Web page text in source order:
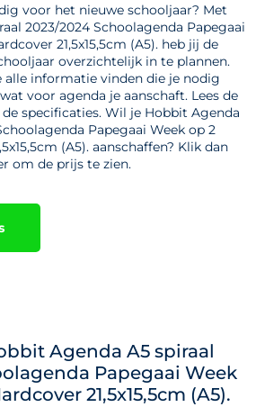
voor het nieuwe schooljaar? Met
2023/2024 Schoolagenda Papegaai
21,5x15,5cm (A5). heb jij de
overzichtelijk in te plannen.
alle informatie vinden die je nodig
voor agenda je aanschaft. Lees de
specificaties. Wil je Hobbit Agenda
Papegaai Week op 2
(A5). aanschaffen? Klik dan
om de prijs te zien.
Agenda A5 spiraal
Papegaai Week
21,5x15,5cm (A5).